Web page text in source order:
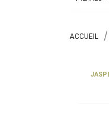
ACCUEIL